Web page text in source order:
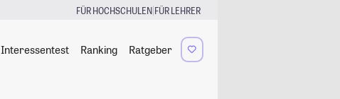
FÜR HOCHSCHULEN|FÜR LEHRER
Interessentest Ranking Ratgeber